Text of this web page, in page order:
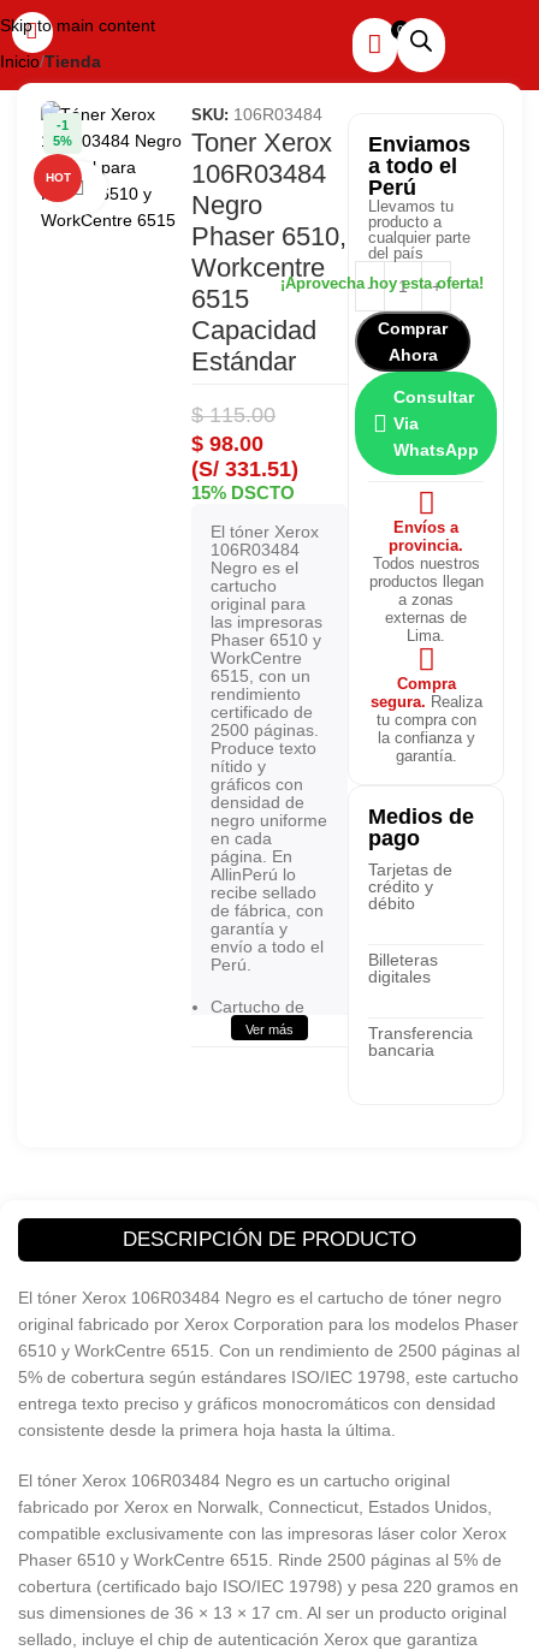
Skip to main content
Inicio Tienda
-1
5%
HOT
Haga clic para ampliar
SKU: 106R03484
Toner Xerox
106R03484
Negro
Phaser 6510,
Workcentre
6515
Capacidad
Estándar
$115.00
$ 98.00
(S/ 331.51)
15% DSCTO
El tóner Xerox
106R03484
Negro es el
cartucho
original para
las impresoras
Phaser 6510 y
WorkCentre
6515, con un
rendimiento
certificado de
2500 páginas.
Produce texto
nítido y
gráficos con
densidad de
negro uniforme
en cada
página. En
AllinPerú lo
recibe sellado
de fábrica, con
garantía y
envío a todo el
Perú.
Cartucho de
tóner:
106R03484
Ver más
Enviamos
a todo el
Perú
Llevamos tu
producto a
cualquier parte
del país
Comprar
Ahora
Consultar
Via
WhatsApp
Envíos a
provincia.
Todos nuestros
productos llegan
a zonas
externas de
Lima.
Compra
segura. Realiza
tu compra con
la confianza y
garantía.
Medios de
pago
Tarjetas de
crédito y
débito
Billeteras
digitales
Transferencia
bancaria
DESCRIPCIÓN DE PRODUCTO
¿Qué es el tóner Xerox 106R03484 Negro?
El tóner Xerox 106R03484 Negro es el cartucho de tóner negro
original fabricado por Xerox Corporation para los modelos Phaser
6510 y WorkCentre 6515. Con un rendimiento de 2500 páginas al
5% de cobertura según estándares ISO/IEC 19798, este cartucho
entrega texto preciso y gráficos monocromáticos con densidad
consistente desde la primera hoja hasta la última.
El tóner Xerox 106R03484 Negro es un cartucho original
fabricado por Xerox en Norwalk, Connecticut, Estados Unidos,
compatible exclusivamente con las impresoras láser color Xerox
Phaser 6510 y WorkCentre 6515. Rinde 2500 páginas al 5% de
cobertura (certificado bajo ISO/IEC 19798) y pesa 220 gramos en
sus dimensiones de 36 × 13 × 17 cm. Al ser un producto original
sellado, incluye el chip de autenticación Xerox que garantiza